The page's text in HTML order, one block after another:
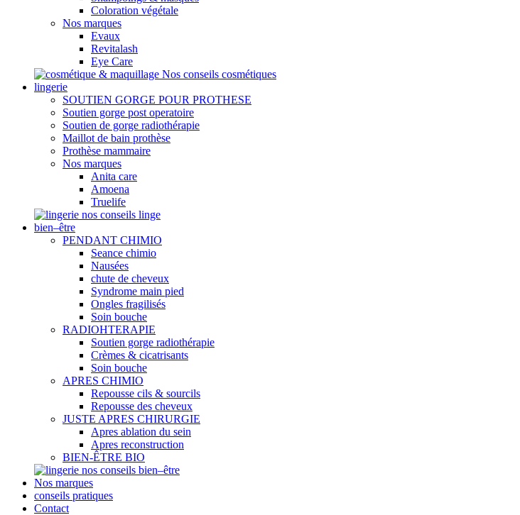
Coloration végétale
Nos marques
Evaux
Revitalash
Eye Care
Nos conseils cosmétiques
lingerie
SOUTIEN GORGE POUR PROTHESE
Soutien gorge post operatoire
Soutien de gorge radiothérapie
Maillot de bain prothèse
Prothèse mammaire
Nos marques
Anita care
Amoena
Truelife
nos conseils linge
bien–être
PENDANT CHIMIO
Seance chimio
Nausées
chute de cheveux
Syndrome main pied
Ongles fragilisés
Soin bouche
RADIOHTERAPIE
Soutien gorge radiothérapie
Crèmes & cicatrisants
Soin bouche
APRES CHIMIO
Repousse cils & sourcils
Repousse des cheveux
JUSTE APRES CHIRURGIE
Apres ablation du sein
Apres reconstruction
BIEN-ÊTRE BIO
nos conseils bien–être
Nos marques
conseils pratiques
Contact